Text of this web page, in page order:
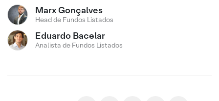
Marx Gonçalves
Head de Fundos Listados
Eduardo Bacelar
Analista de Fundos Listados